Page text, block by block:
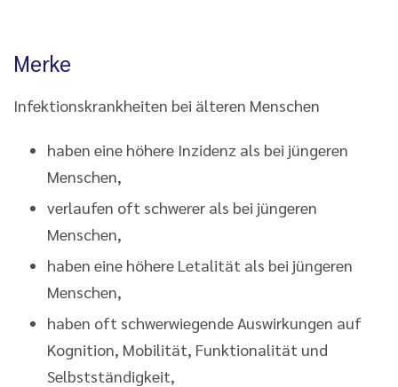
Merke
Infektionskrankheiten bei älteren Menschen
haben eine höhere Inzidenz als bei jüngeren
Menschen,
verlaufen oft schwerer als bei jüngeren
Menschen,
haben eine höhere Letalität als bei jüngeren
Menschen,
haben oft schwerwiegende Auswirkungen auf
Kognition, Mobilität, Funktionalität und
Selbstständigkeit,